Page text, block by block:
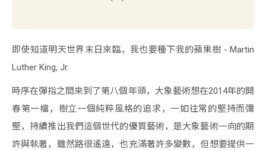
即使知道明天世界末日來臨，我也要種下我的蘋果樹 - Martin
Luther King, Jr.
時序在彈指之間來到了第八個年頭，大象藝術想在2014年的開
春第一檔，樹立一個純粹風格的追求，一如往常的堅持而彌
堅，持續推出我們這個世代的優質藝術，是大象藝術一向的期
許與執著，雖然路很遙遠，也充滿著許多變數，但想要提供一